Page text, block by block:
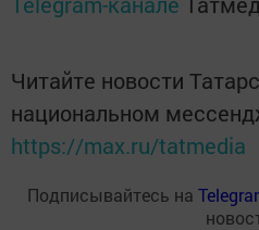
Читайте новости
национальном
https://max.ru/tatmedia
Подписывайтесь на